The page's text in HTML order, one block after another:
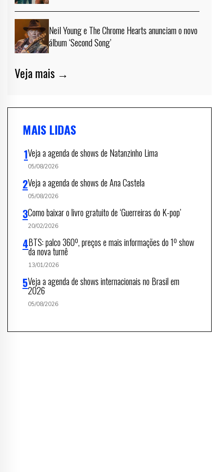
Neil Young e The Chrome Hearts anunciam o novo
álbum ‘Second Song’
Veja mais →
MAIS LIDAS
Veja a agenda de shows de Natanzinho Lima
05/08/2026
Veja a agenda de shows de Ana Castela
05/08/2026
Como baixar o livro gratuito de ‘Guerreiras do K-pop’
20/02/2026
BTS: palco 360º, preços e mais informações do 1º show
da nova turnê
13/01/2026
Veja a agenda de shows internacionais no Brasil em
2026
05/08/2026